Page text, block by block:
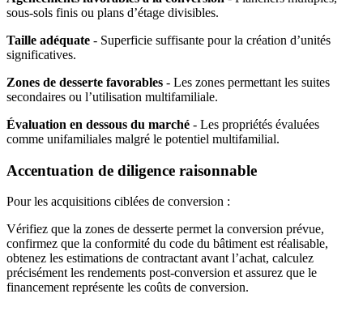
sous-sols finis ou plans d’étage divisibles.
Taille adéquate - Superficie suffisante pour la création d’unités
significatives.
Zones de desserte favorables - Les zones permettant les suites
secondaires ou l’utilisation multifamiliale.
Évaluation en dessous du marché - Les propriétés évaluées
comme unifamiliales malgré le potentiel multifamilial.
Accentuation de diligence raisonnable
Pour les acquisitions ciblées de conversion :
Vérifiez que la zones de desserte permet la conversion prévue,
confirmez que la conformité du code du bâtiment est réalisable,
obtenez les estimations de contractant avant l’achat, calculez
précisément les rendements post-conversion et assurez que le
financement représente les coûts de conversion.